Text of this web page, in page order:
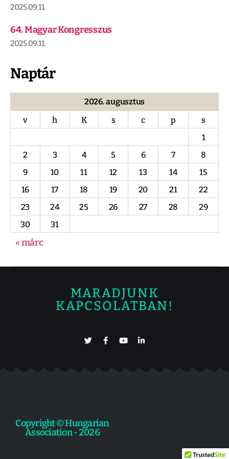
2025.09.11.
64. Magyar Kongresszus
2025.09.11.
Naptár
2026. augusztus
v
h K s c p
s
1
2
3 4 5 6 7
8
9
10 11 12 13 14
15
16
17 18 19 20 21
22
23
24 25 26 27 28
29
30
31
« márc
MARADJUNK
KAPCSOLATBAN!
Copyright © Hungarian
Association - 2026